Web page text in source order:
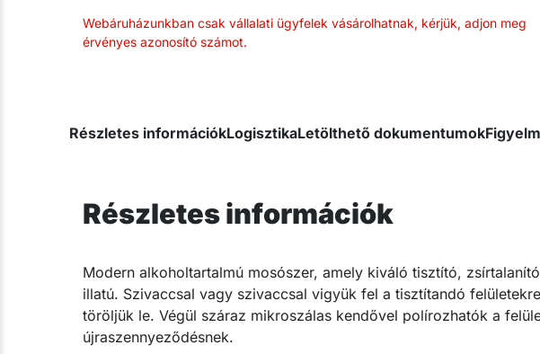
Webáruházunkban csak vállalati ügyfelek vásárolhatnak, kérjük, adjon meg
érvényes azonosító számot.
Részletes információkLogisztikaLetölthető dokumentumok
Részletes információk
​Modern alkoholtartalmú mosószer, amely kiváló tisztító,
illatú. Szivaccsal vagy szivaccsal vigyük fel a tisztítandó
töröljük le. Végül száraz mikroszálas kendővel polírozhatók a
újraszennyeződésnek.​